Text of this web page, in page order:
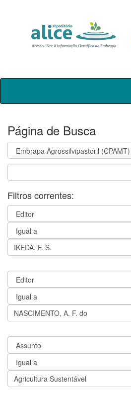
Skip
Página de Busca
Filtros correntes: